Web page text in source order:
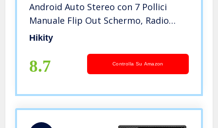
Android Auto Stereo con 7 Pollici
Manuale Flip Out Schermo, Radio
Bluetooth Auto con FM TF AUX USB
Retromarcia
Hikity
8.7 Controlla Su Amazon